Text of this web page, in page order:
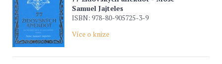
Samuel Jajteles
ISBN: 978-80-905725-3-9
Více o knize